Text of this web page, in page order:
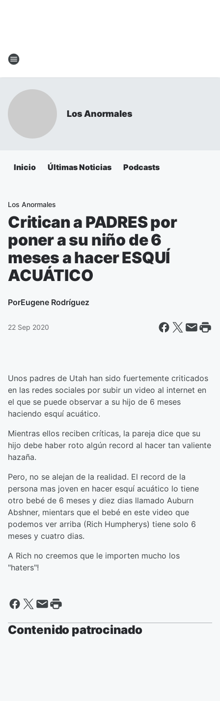
Los Anormales
Inicio Últimas Noticias Podcasts
Los Anormales
Critican a PADRES por
poner a su niño de 6
meses a hacer ESQUÍ
ACUÁTICO
PorEugene Rodríguez
22 Sep 2020
Unos padres de Utah han sido fuertemente criticados
en las redes sociales por subir un video al internet en
el que se puede observar a su hijo de 6 meses
haciendo esquí acuático.
Mientras ellos reciben críticas, la pareja dice que su
hijo debe haber roto algún record al hacer tan valiente
hazaña.
Pero, no se alejan de la realidad. El record de la
persona mas joven en hacer esquí acuático lo tiene
otro bebé de 6 meses y diez dias llamado Auburn
Abshner, mientars que el bebé en este video que
podemos ver arriba (Rich Humpherys) tiene solo 6
meses y cuatro dias.
A Rich no creemos que le importen mucho los
"haters"!
Contenido patrocinado